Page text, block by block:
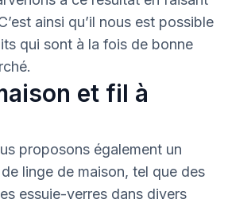
ainsi qu’il nous est possible
qui sont à la fois de bonne
et fil à
proposons également un
linge de maison, tel que des
essuie-verres dans divers